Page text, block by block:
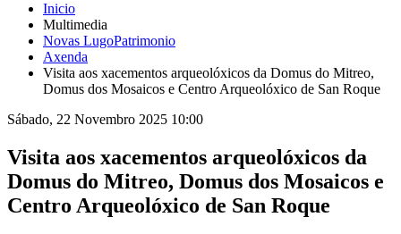
Inicio
Multimedia
Novas LugoPatrimonio
Axenda
Visita aos xacementos arqueolóxicos da Domus do Mitreo,
Domus dos Mosaicos e Centro Arqueolóxico de San Roque
Sábado, 22 Novembro 2025 10:00
Visita aos xacementos arqueolóxicos da
Domus do Mitreo, Domus dos Mosaicos e
Centro Arqueolóxico de San Roque